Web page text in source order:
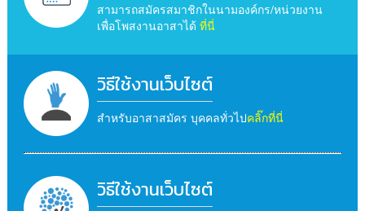
สามารถสมัครสมาชิกในนามองค์กร/หน่วยงาน
เพื่อโพสงานอาสาได้ ที่นี่
วิธีใช้งานเว็บไซต์
สำหรับอาสาสมัคร บุคคลทั่วไปคลิ๊กที่นี่
วิธีใช้งานเว็บไซต์